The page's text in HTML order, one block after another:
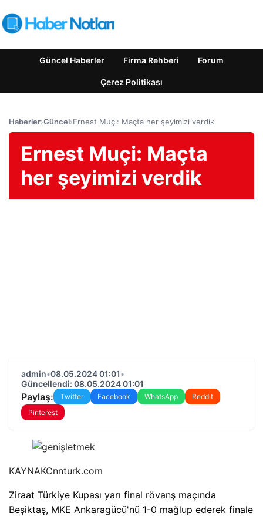
Güncel Haberler Firma Rehberi Forum
Çerez Politikası
Haberler›Güncel›Ernest Muçi: Maçta her şeyimizi verdik
Ernest Muçi: Maçta
her şeyimizi verdik
admin•08.05.2024 01:01•
Güncellendi: 08.05.2024 01:01
Paylaş: Twitter Facebook WhatsApp
Reddit
Pinterest
KAYNAKCnnturk.com
Ziraat Türkiye Kupası yarı final rövanş maçında
Beşiktaş, MKE Ankaragücü'nü 1-0 mağlup ederek finale